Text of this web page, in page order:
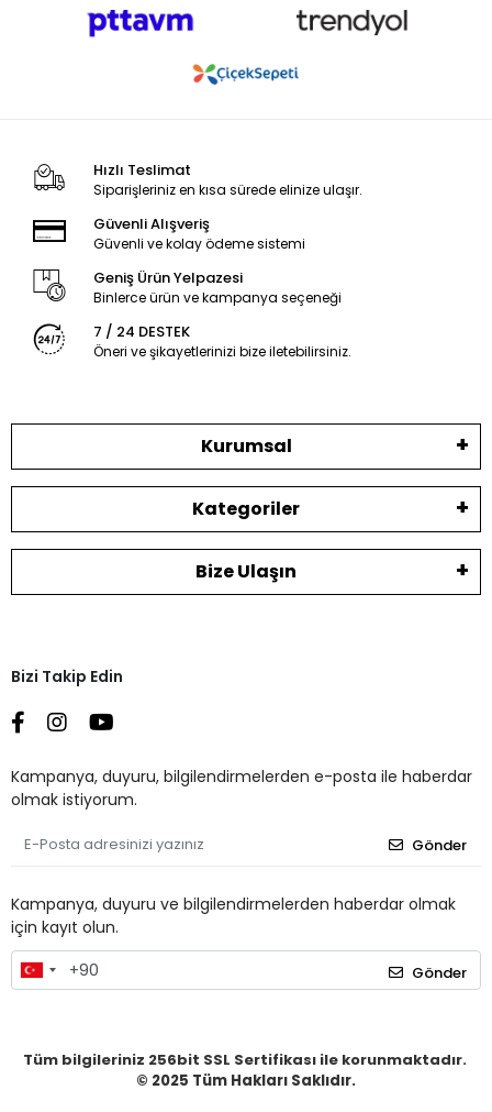
Hızlı Teslimat
Siparişleriniz en kısa sürede elinize ulaşır.
Güvenli Alışveriş
Güvenli ve kolay ödeme sistemi
Geniş Ürün Yelpazesi
Binlerce ürün ve kampanya seçeneği
7 / 24 DESTEK
Öneri ve şikayetlerinizi bize iletebilirsiniz.
Kurumsal
Kategoriler
Bize Ulaşın
Bizi Takip Edin
Kampanya, duyuru, bilgilendirmelerden e-posta ile haberdar
olmak istiyorum.
Gönder
Kampanya, duyuru ve bilgilendirmelerden haberdar olmak
için kayıt olun.
Gönder
Tüm bilgileriniz 256bit SSL Sertifikası ile korunmaktadır.
© 2025 Tüm Hakları Saklıdır.